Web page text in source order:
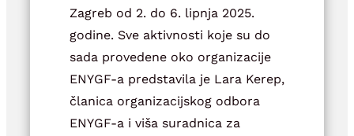
Zagreb od 2. do 6. lipnja 2025.
godine. Sve aktivnosti koje su do
sada provedene oko organizacije
ENYGF-a predstavila je Lara Kerep,
članica organizacijskog odbora
ENYGF-a i viša suradnica za